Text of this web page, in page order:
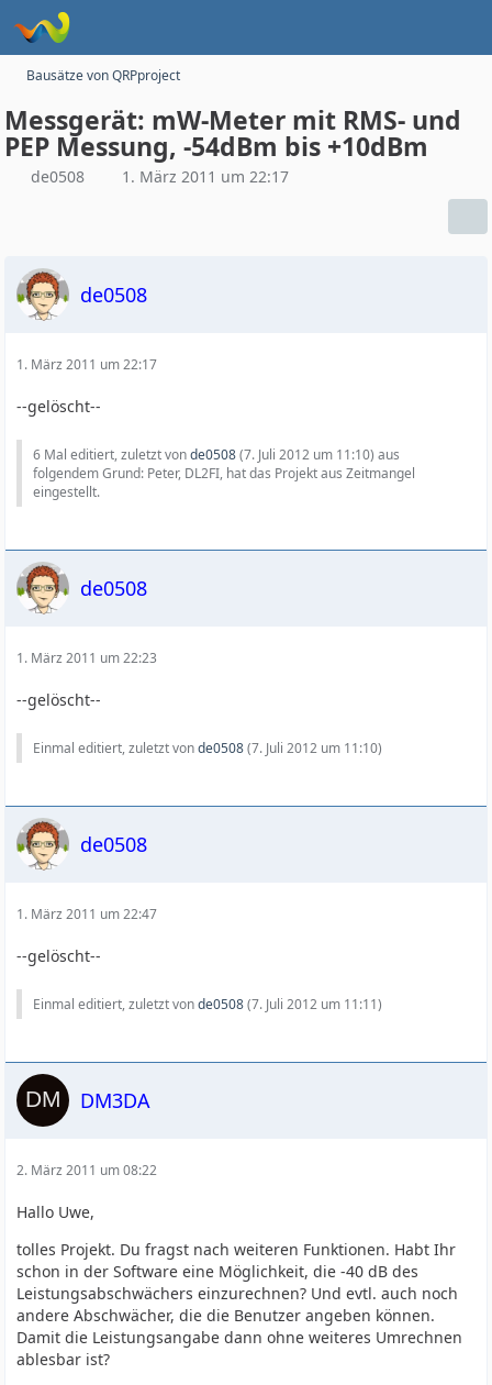
Bausätze von QRPproject
Messgerät: mW-Meter mit RMS- und
PEP Messung, -54dBm bis +10dBm
de0508 1. März 2011 um 22:17
de0508
1. März 2011 um 22:17
--gelöscht--
6 Mal editiert, zuletzt vonde0508(7. Juli 2012 um 11:10) aus
folgendem Grund: Peter, DL2FI, hat das Projekt aus Zeitmangel
eingestellt.
de0508
1. März 2011 um 22:23
--gelöscht--
Einmal editiert, zuletzt vonde0508(7. Juli 2012 um 11:10)
de0508
1. März 2011 um 22:47
--gelöscht--
Einmal editiert, zuletzt vonde0508(7. Juli 2012 um 11:11)
DM3DA
2. März 2011 um 08:22
Hallo Uwe,
tolles Projekt. Du fragst nach weiteren Funktionen. Habt Ihr
schon in der Software eine Möglichkeit, die -40 dB des
Leistungsabschwächers einzurechnen? Und evtl. auch noch
andere Abschwächer, die die Benutzer angeben können.
Damit die Leistungsangabe dann ohne weiteres Umrechnen
ablesbar ist?